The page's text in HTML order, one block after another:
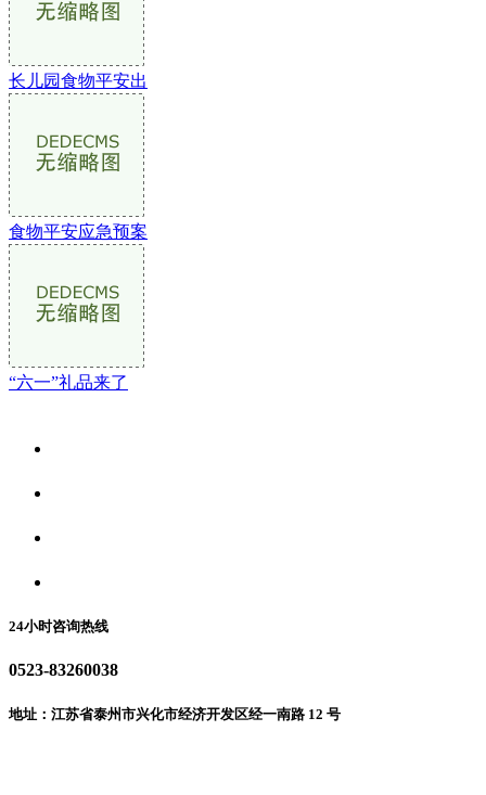
长儿园食物平安出
食物平安应急预案
“六一”礼品来了
24小时咨询热线
0523-83260038
地址：江苏省泰州市兴化市经济开发区经一南路 12 号